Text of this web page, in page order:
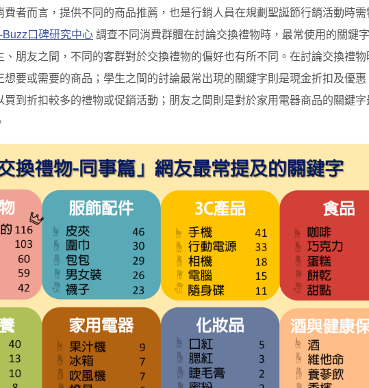
費者而言，提供不同的商品推薦，也是行銷人員在規劃聖誕節行銷活動時需
Buzz口碑研究中心調查不同消費群體在討論交換禮物時，最常使用的關鍵
、朋友之間，不同的客群對於交換禮物的偏好也有所不同。在討論交換禮物
想要或需要的商品；學生之間的討論最常出現的關鍵字則是現金折扣及優惠
買到折扣較多的禮物或促銷活動；朋友之間則是對於家用電器商品的關鍵字